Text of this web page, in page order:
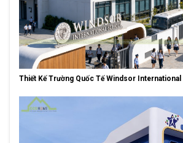
Thiết Kế Trường Quốc Tế Windsor International